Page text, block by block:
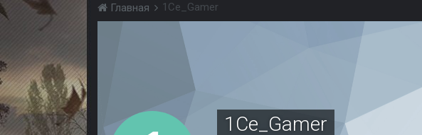
Главная 1Ce_Gamer
1Ce_Gamer